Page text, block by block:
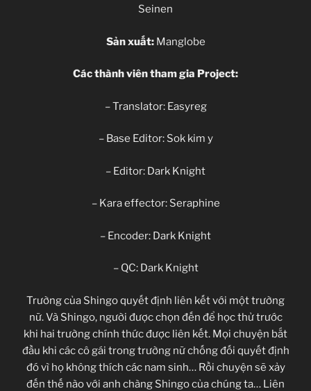
Seinen
Sản xuất:Manglobe
Các thành viên tham gia Project:
– Translator: Easyreg
– Base Editor: Sok kim y
– Editor: Dark Knight
– Kara effector: Seraphine
– Encoder: Dark Knight
– QC: Dark Knight
Trường của Shingo quyết định liên kết với một trường
nữ. Và Shingo, người được chọn đến để học thử trước
khi hai trường chính thức được liên kết. Mọi chuyện bắt
đầu khi các cô gái trong trường nữ chống đối quyết định
đó vì họ không thích các nam sinh… Rồi chuyện sẽ xảy
đến thế nào với anh chàng Shingo của chúng ta… Liên